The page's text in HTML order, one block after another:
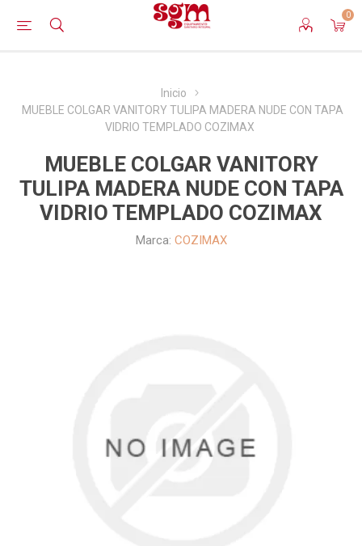
0
Inicio
MUEBLE COLGAR VANITORY TULIPA MADERA NUDE CON TAPA
VIDRIO TEMPLADO COZIMAX
MUEBLE COLGAR VANITORY
TULIPA MADERA NUDE CON TAPA
VIDRIO TEMPLADO COZIMAX
Marca: COZIMAX